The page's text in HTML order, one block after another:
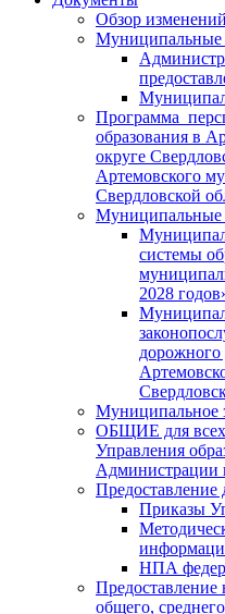
Обзор
Муниципальные
Программа
образования в
округе
Артемовского
Свердловской
Муниципальные
системы
2028
дорожного
Муниципальное
ОБЩИЕ для всех
Управления
Администрации
Предоставление
Приказы
НПА
Предоставление
общего,